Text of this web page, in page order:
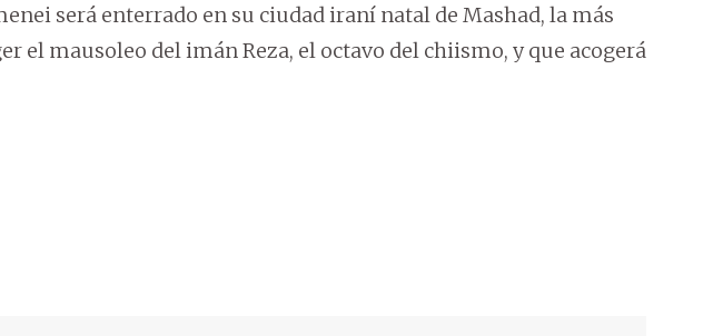
será enterrado en su ciudad iraní natal de Mashad, la más
el mausoleo del imán Reza, el octavo del chiismo, y que acogerá